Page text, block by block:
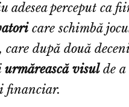
adesea perceput ca
care schimbă
după două
urmărească visulde a
financiar.